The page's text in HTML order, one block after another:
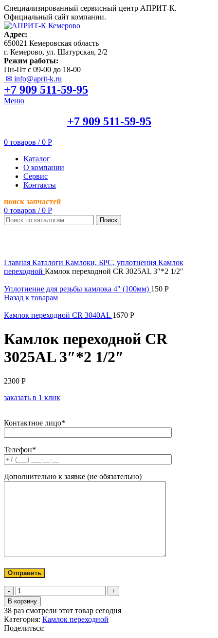
Специализированный сервисный центр АПРИТ-К.
Официальный сайт компании.
Адрес:
650021 Кемеровская область
г. Кемерово, ул. Шатурская, 2/2
Режим работы:
Пн-Пт с 09-00 до 18-00
✉ info@aprit-k.ru
+7 909 511-59-95
Меню
+7 909 511-59-95
0 товаров / 0 Р
Каталог
О компании
Сервис
Контакты
поиск запчастей
0 товаров / 0 Р
Поиск
Главная Каталоги Камлоки, БРС, уплотнения Камлок
переходной Камлок переходной CR 3025AL 3″*2 1/2″
Уплотнение для резьбы камлока 4" (100мм) 150 Р
Назад к товарам
Камлок переходной CR 3040AL 1670 Р
Камлок переходной CR
3025AL 3″*2 1/2″
2300 Р
заказать в 1 клик
Контактное лицо*
Телефон*
Дополнительно к заявке (не обязательно)
Количество
товара
Камлок
переходной
CR
3025AL
В корзину
38 раз смотрели этот товар сегодня
Категория: Камлок переходной
Поделиться: